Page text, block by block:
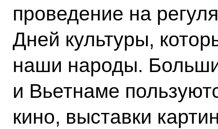
проведение на
Дней культуры,
наши народы.
и Вьетнаме
кино, выставки